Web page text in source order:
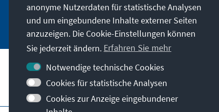
Jetzt abonnieren
Besuchen Sie auch
anonyme Nutzerdaten für statistische Analysen
und um eingebundene Inhalte externer Seiten
anzuzeigen. Die Cookie-Einstellungen können
Sie jederzeit ändern. Erfahren Sie mehr
Notwendige technische Cookies
Cookies für statistische Analysen
Cookies zur Anzeige eingebundener